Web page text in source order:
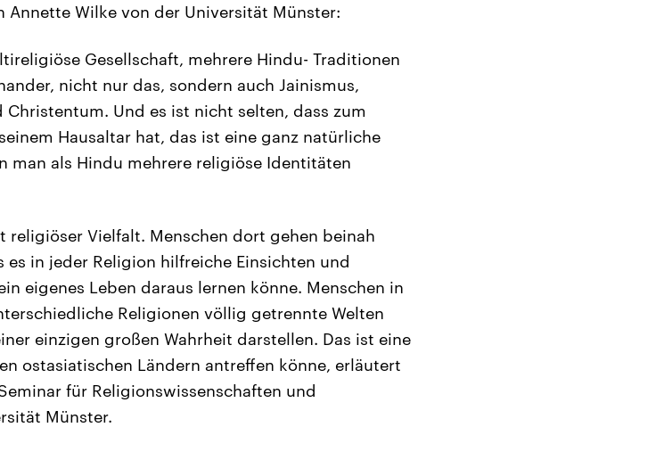
Wilke von der Universität Münster:
Gesellschaft, mehrere Hindu- Traditionen
nicht nur das, sondern auch Jainismus,
Und es ist nicht selten, dass zum
Hausaltar hat, das ist eine ganz natürliche
man als Hindu mehrere religiöse Identitäten
religiöser Vielfalt. Menschen dort gehen beinah
in jeder Religion hilfreiche Einsichten und
eigenes Leben daraus lernen könne. Menschen in
Religionen völlig getrennte Welten
einzigen großen Wahrheit darstellen. Das ist eine
ostasiatischen Ländern antreffen könne, erläutert
für Religionswissenschaften und
Münster.